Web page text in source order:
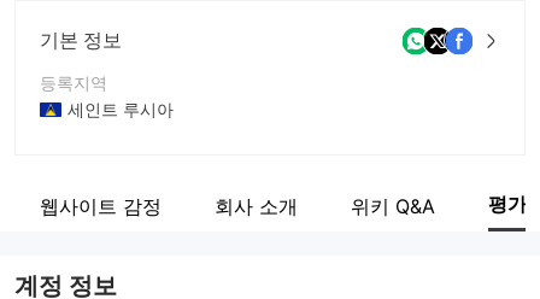
기본 정보
등록지역
세인트 루시아
회사 전체 이름
웹사이트 감정 회사 소개 위키 Q&A 평가
계정 정보